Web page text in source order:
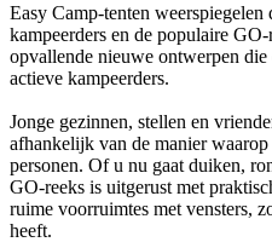
Easy Camp-tenten weerspiegelen
kampeerders en de populaire
opvallende nieuwe ontwerpen
actieve kampeerders.
Jonge gezinnen, stellen en
afhankelijk van de manier
personen. Of u nu gaat duiken,
GO-reeks is uitgerust met
ruime voorruimtes met vensters,
heeft.